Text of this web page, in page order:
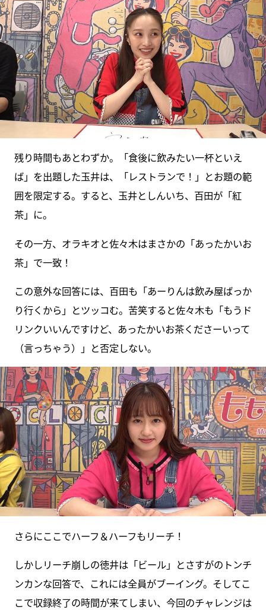
残り時間もあとわずか。「食後に飲みたい一杯といえ
ば」を出題した玉井は、「レストランで！」とお題の範
囲を限定する。すると、玉井としんいち、百田が「紅
茶」に。
その一方、オラキオと佐々木はまさかの「あったかいお
茶」で一致！
この意外な回答には、百田も「あーりんは飲み屋ばっか
り行くから」とツッコむ。苦笑すると佐々木も「もうド
リンクいいんですけど、あったかいお茶くださーいって
（言っちゃう）」と否定しない。
さらにここでハーフ＆ハーフもリーチ！
しかしリーチ崩しの徳井は「ビール」とさすがのトンチ
ンカンな回答で、これには全員がブーイング。そしてこ
こで収録終了の時間が来てしまい、今回のチャレンジは